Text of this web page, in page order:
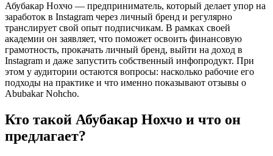
Абубакар Нохчо — предприниматель, который делает упор на
заработок в Instagram через личный бренд и регулярно
транслирует свой опыт подписчикам. В рамках своей
академии он заявляет, что поможет освоить финансовую
грамотность, прокачать личный бренд, выйти на доход в
Instagram и даже запустить собственный инфопродукт. При
этом у аудитории остаются вопросы: насколько рабочие его
подходы на практике и что именно показывают отзывы о
Abubakar Nohcho.
Кто такой Абубакар Нохчо и что он
предлагает?